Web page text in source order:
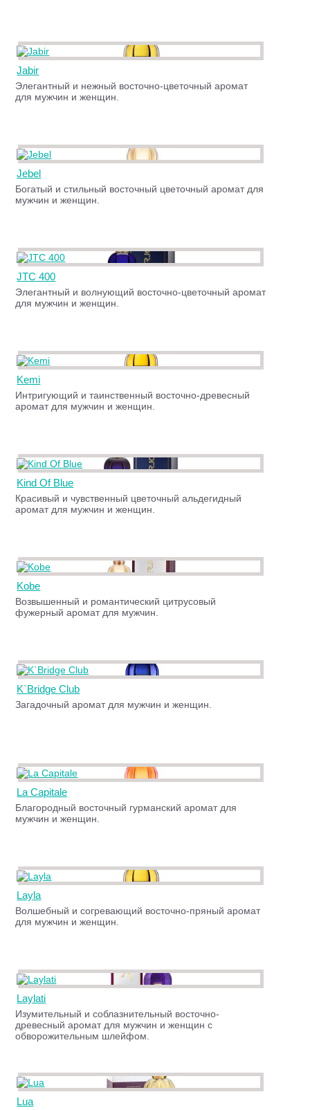
Jabir
Элегантный и нежный восточно-цветочный аромат
для мужчин и женщин.
Jebel
Богатый и стильный восточный цветочный аромат для
мужчин и женщин.
JTC 400
Элегантный и волнующий восточно-цветочный аромат
для мужчин и женщин.
Kemi
Интригующий и таинственный восточно-древесный
аромат для мужчин и женщин.
Kind Of Blue
Красивый и чувственный цветочный альдегидный
аромат для мужчин и женщин.
Kobe
Возвышенный и романтический цитрусовый
фужерный аромат для мужчин.
K`Bridge Club
Загадочный аромат для мужчин и женщин.
La Capitale
Благородный восточный гурманский аромат для
мужчин и женщин.
Layla
Волшебный и согревающий восточно-пряный аромат
для мужчин и женщин.
Laylati
Изумительный и соблазнительный восточно-
древесный аромат для мужчин и женщин с
обворожительным шлейфом.
Lua